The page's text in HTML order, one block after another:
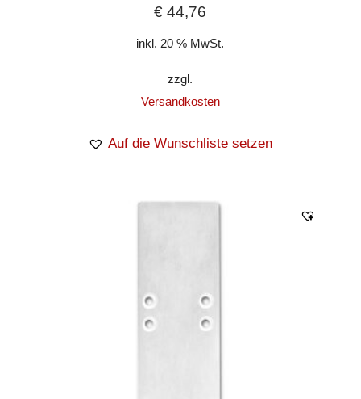
€ 44,76
inkl. 20 % MwSt.
zzgl.
Versandkosten
Auf die Wunschliste setzen